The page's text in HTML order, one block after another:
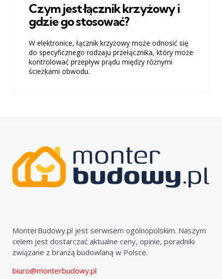
Czym jest łącznik krzyżowy i
gdzie go stosować?
W elektronice, łącznik krzyżowy może odnosić się
do specyficznego rodzaju przełącznika, który może
kontrolować przepływ prądu między różnymi
ścieżkami obwodu.
MonterBudowy.pl jest serwisem ogólnopolskim. Naszym
celem jest dostarczać aktualne ceny, opinie, poradniki
związane z branżą budowlaną w Polsce.
biuro@monterbudowy.pl